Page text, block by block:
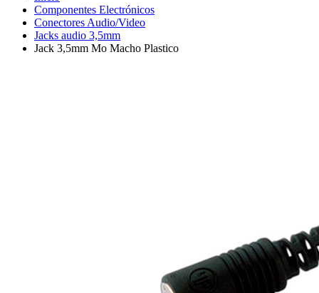
Componentes Electrónicos
Conectores Audio/Video
Jacks audio 3,5mm
Jack 3,5mm Mo Macho Plastico